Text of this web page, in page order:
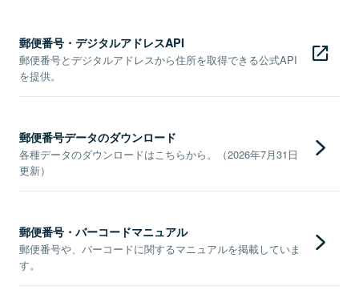
郵便番号・デジタルアドレスAPI
郵便番号とデジタルアドレスから住所を取得できる公式API
を提供。
郵便番号データのダウンロード
各種データのダウンロードはこちらから。（2026年7月31日
更新）
郵便番号・バーコードマニュアル
郵便番号や、バーコードに関するマニュアルを掲載していま
す。